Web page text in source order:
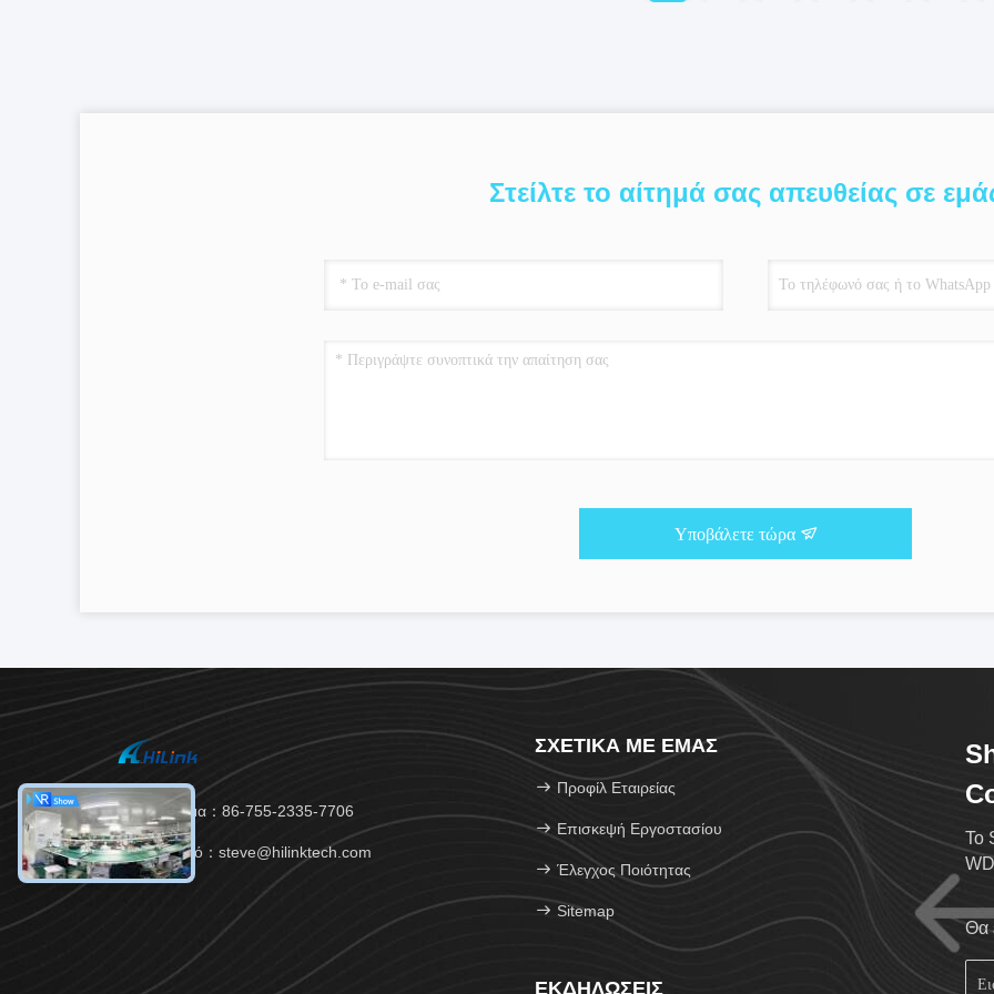
Στείλτε το αίτημά σας απευθείας σε
Υποβάλετε τώρα
Τηλεφώνημα：86-755-2335-7706
Ηλεκτρονικό：steve@hilinktech.com
ΣΧΕΤΙΚΆ ΜΕ ΕΜΆΣ
Προφίλ Εταιρείας
Επισκεψή Εργοστασίου
Έλεγχος Ποιότητας
Sitemap
ΕΚΔΗΛΏΣΕΙΣ
Το
Θα